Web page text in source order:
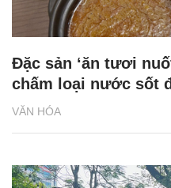
VĂN HÓA
Đặc sản ‘ăn tươi
chấm loại nước sốt